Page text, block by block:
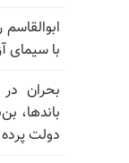
با سیمای
بحران
باندها،
دولت